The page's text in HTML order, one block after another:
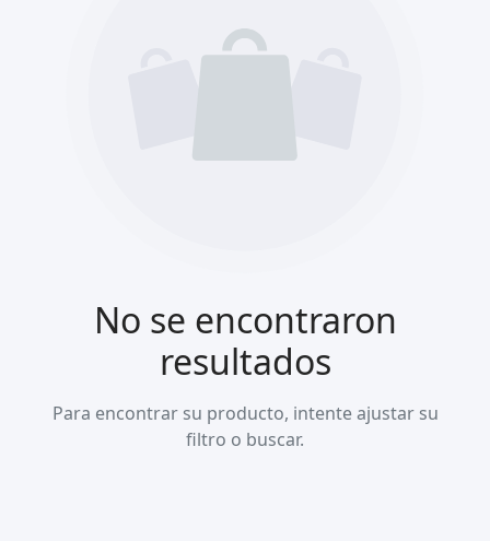
No se encontraron
resultados
Para encontrar su producto, intente ajustar su
filtro o buscar.